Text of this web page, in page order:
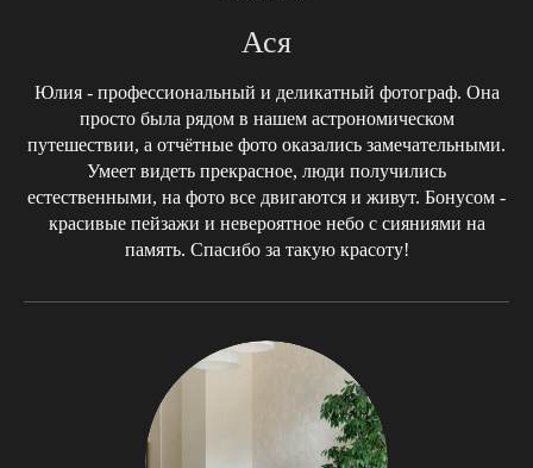
Ася
Юлия - профессиональный и деликатный фотограф. Она
просто была рядом в нашем астрономическом
путешествии, а отчётные фото оказались замечательными.
Умеет видеть прекрасное, люди получились
естественными, на фото все двигаются и живут. Бонусом -
красивые пейзажи и невероятное небо с сияниями на
память. Спасибо за такую красоту!